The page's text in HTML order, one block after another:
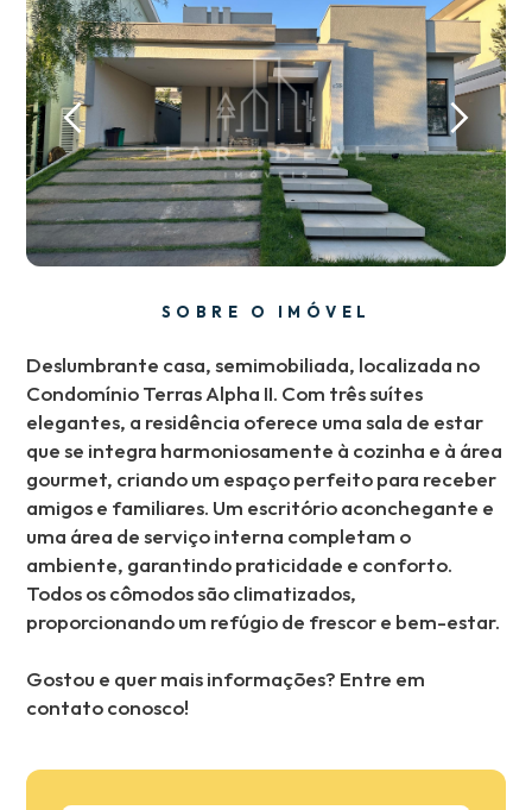
SOBRE O IMÓVEL
Deslumbrante casa, semimobiliada, localizada no
Condomínio Terras Alpha II. Com três suítes
elegantes, a residência oferece uma sala de estar
que se integra harmoniosamente à cozinha e à área
gourmet, criando um espaço perfeito para receber
amigos e familiares. Um escritório aconchegante e
uma área de serviço interna completam o
ambiente, garantindo praticidade e conforto.
Todos os cômodos são climatizados,
proporcionando um refúgio de frescor e bem-estar.
Gostou e quer mais informações? Entre em
contato conosco!